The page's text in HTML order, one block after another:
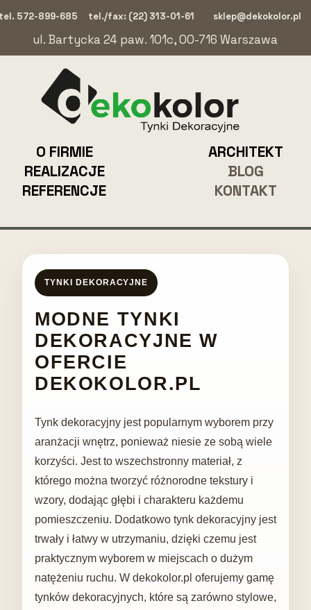
KONTAKT
BLOG
REALIZACJE
ARCHITEKT
REFERENCJE
O FIRMIE
ul. Bartycka 24 paw. 101c, 00-716 Warszawa
sklep@dekokolor.pl
tel./fax: (22) 313-01-61
572-899-685
TYNKI DEKORACYJNE
MODNE TYNKI
DEKORACYJNE W
OFERCIE
DEKOKOLOR.PL
Tynk dekoracyjny jest popularnym wyborem przy
aranżacji wnętrz, ponieważ niesie ze sobą wiele
korzyści. Jest to wszechstronny materiał, z
którego można tworzyć różnorodne tekstury i
wzory, dodając głębi i charakteru każdemu
pomieszczeniu. Dodatkowo tynk dekoracyjny jest
trwały i łatwy w utrzymaniu, dzięki czemu jest
praktycznym wyborem w miejscach o dużym
natężeniu ruchu. W dekokolor.pl oferujemy gamę
tynków dekoracyjnych, które są zarówno stylowe,